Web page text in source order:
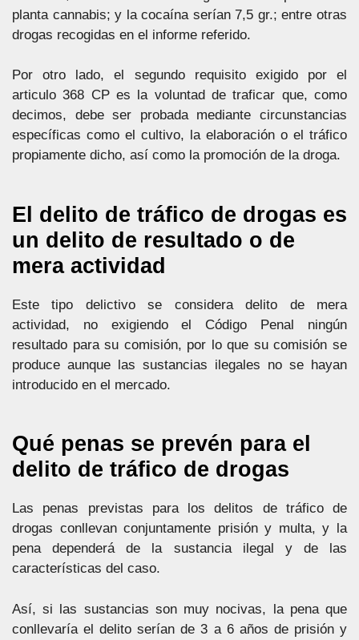
planta cannabis; y la cocaína serían 7,5 gr.; entre otras
drogas recogidas en el informe referido.
Por otro lado, el segundo requisito exigido por el
articulo 368 CP es la voluntad de traficar que, como
decimos, debe ser probada mediante circunstancias
específicas como el cultivo, la elaboración o el tráfico
propiamente dicho, así como la promoción de la droga.
El delito de tráfico de drogas es
un delito de resultado o de
mera actividad
Este tipo delictivo se considera delito de mera
actividad, no exigiendo el Código Penal ningún
resultado para su comisión, por lo que su comisión se
produce aunque las sustancias ilegales no se hayan
introducido en el mercado.
Qué penas se prevén para el
delito de tráfico de drogas
Las penas previstas para los delitos de tráfico de
drogas conllevan conjuntamente prisión y multa, y la
pena dependerá de la sustancia ilegal y de las
características del caso.
Así, si las sustancias son muy nocivas, la pena que
conllevaría el delito serían de 3 a 6 años de prisión y